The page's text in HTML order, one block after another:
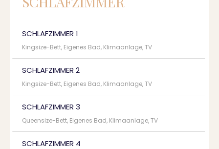
SCHLAFZIMMER 1
Kingsize-Bett, Eigenes Bad, Klimaanlage, TV
SCHLAFZIMMER 2
Kingsize-Bett, Eigenes Bad, Klimaanlage, TV
SCHLAFZIMMER 3
Queensize-Bett, Eigenes Bad, Klimaanlage, TV
SCHLAFZIMMER 4